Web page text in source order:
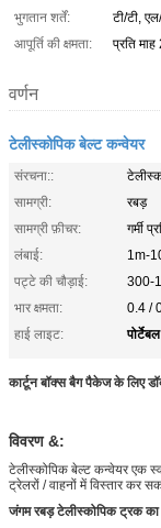
भुगतान शर्तें:
टी/टी,
आपूर्ति की क्षमता:
प्रति
वर्णन
टेलीस्कोपिक बेल्ट कन्वेयर
संरचना::
सामग्री:
रबड़
सामग्री फ़ीचर:
गर्मी
लंबाई:
1m-
पट्टे की चौड़ाई:
300-
भार क्षमता:
0.4 /
हाई लाइट:
कार्टून बॉक्स बैग पैकेज के लिए
विवरण &:
टेलीस्कोपिक बेल्ट कन्वेयर एक
ट्रेलरों / वाहनों में विस्तार कर
जंगम रबड़ टेलीस्कोपिक ट्रक का